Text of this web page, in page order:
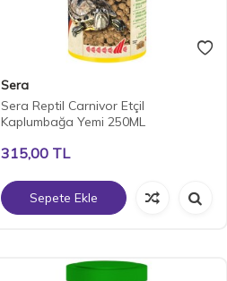
Sera
Sera Reptil Carnivor Etçil
Kaplumbağa Yemi 250ML
315,00 TL
Sepete Ekle